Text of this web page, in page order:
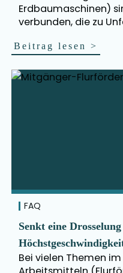
Erdbaumaschinen)
verbunden, die zu
Beitrag lesen>
FAQ
Senkt eine
Bei vielen Themen